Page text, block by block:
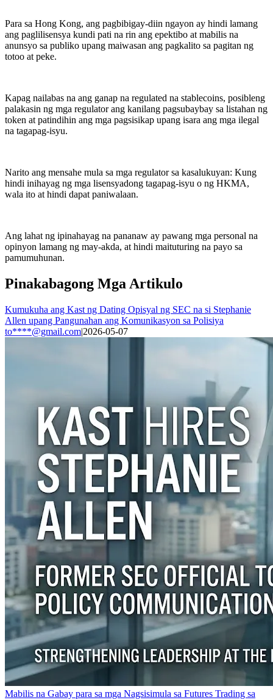
Para sa Hong Kong, ang pagbibigay-diin ngayon ay hindi lamang
ang paglilisensya kundi pati na rin ang epektibo at mabilis na
anunsyo sa publiko upang maiwasan ang pagkalito sa pagitan ng
totoo at peke.
Kapag nailabas na ang ganap na regulated na stablecoins, posibleng
palakasin ng mga regulator ang kanilang pagsubaybay sa listahan ng
token at patindihin ang mga pagsisikap upang isara ang mga ilegal
na tagapag-isyu.
Narito ang mensahe mula sa mga regulator sa kasalukuyan: Kung
hindi inihayag ng mga lisensyadong tagapag-isyu o ng HKMA,
wala ito at hindi dapat paniwalaan.
Ang lahat ng ipinahayag na pananaw ay pawang mga personal na
opinyon lamang ng may-akda, at hindi maituturing na payo sa
pamumuhunan.
Pinakabagong Mga Artikulo
Kumukuha ang Kast ng Dating Opisyal ng SEC na si Stephanie
Allen upang Pangunahan ang Komunikasyon sa Polisiya
to****@gmail.com|2026-05-07
Mabilis na Gabay para sa mga Nagsisimula sa Futures Trading sa